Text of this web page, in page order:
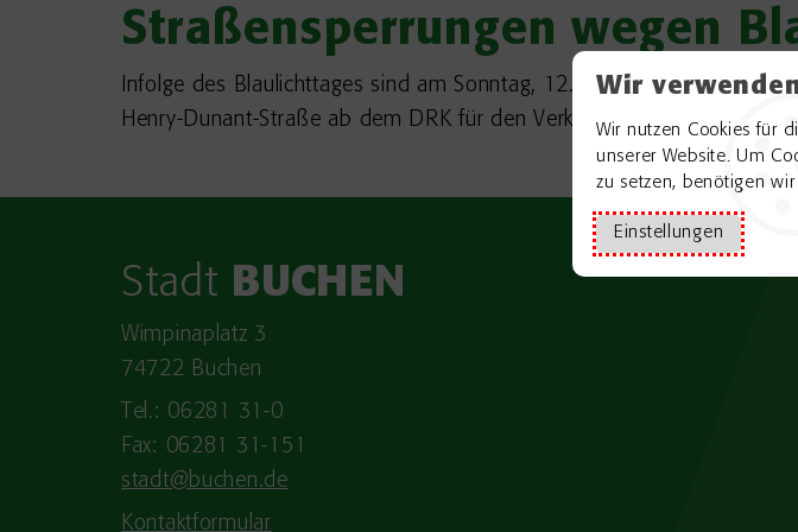
Wir
Wir nutzen Cookies für
unserer Website. Um
zu setzen, benötigen
Einstellungen
Straßensperrungen wegen
Infolge des Blaulichttages sind am Sonntag, 12. Juli von 10 bis
Henry-Dunant-Straße ab dem DRK für den Verkehr gesperrt. Die
Stadt BUCHEN
Wimpinaplatz 3
74722 Buchen
Tel.: 06281 31-0
Fax: 06281 31-151
stadt@buchen.de
Kontaktformular